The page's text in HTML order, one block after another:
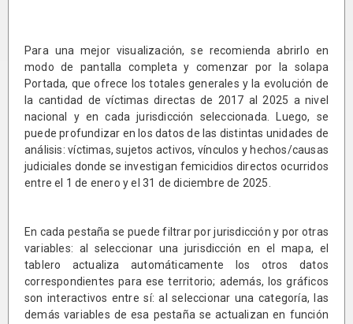
Para una mejor visualización, se recomienda abrirlo en
modo de pantalla completa y comenzar por la solapa
Portada, que ofrece los totales generales y la evolución de
la cantidad de víctimas directas de 2017 al 2025 a nivel
nacional y en cada jurisdicción seleccionada. Luego, se
puede profundizar en los datos de las distintas unidades de
análisis: víctimas, sujetos activos, vínculos y hechos/causas
judiciales donde se investigan femicidios directos ocurridos
entre el 1 de enero y el 31 de diciembre de 2025.
En cada pestaña se puede filtrar por jurisdicción y por otras
variables: al seleccionar una jurisdicción en el mapa, el
tablero actualiza automáticamente los otros datos
correspondientes para ese territorio; además, los gráficos
son interactivos entre sí: al seleccionar una categoría, las
demás variables de esa pestaña se actualizan en función